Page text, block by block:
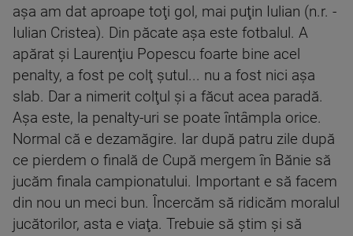
aşa am dat aproape toţi gol, mai puţin Iulian (n.r. -
Iulian Cristea). Din păcate aşa este fotbalul. A
apărat şi Laurenţiu Popescu foarte bine acel
penalty, a fost pe colţ şutul... nu a fost nici aşa
slab. Dar a nimerit colţul şi a făcut acea paradă.
Aşa este, la penalty-uri se poate întâmpla orice.
Normal că e dezamăgire. Iar după patru zile după
ce pierdem o finală de Cupă mergem în Bănie să
jucăm finala campionatului. Important e să facem
din nou un meci bun. Încercăm să ridicăm moralul
jucătorilor, asta e viaţa. Trebuie să ştim şi să